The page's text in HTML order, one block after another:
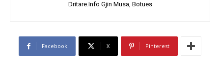
Dritare.Info Gjin Musa, Botues
Facebook X Pinterest